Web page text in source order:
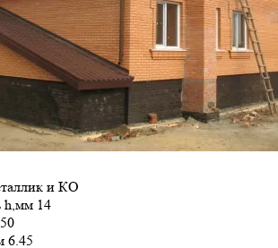
и КО
h,мм 14
6.45